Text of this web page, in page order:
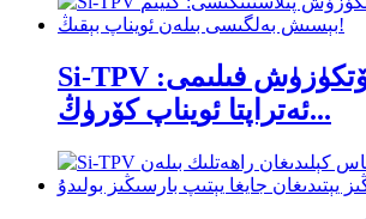
Si-TPV ئىسسىقلىق ئۆتكۈزۈش فىلىمى:
ئەتراپتا ئويناپ كۆرۈڭ...